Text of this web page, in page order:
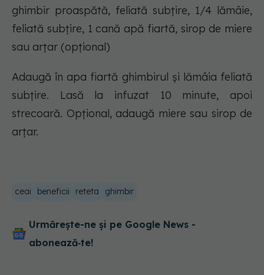
ghimbir proaspătă, feliată subțire, 1/4 lămâie,
feliată subțire, 1 cană apă fiartă, sirop de miere
sau arțar (opțional)
Adaugă în apa fiartă ghimbirul și lămâia feliată
subțire. Lasă la infuzat 10 minute, apoi
strecoară. Opțional, adaugă miere sau sirop de
arțar.
ceai beneficii reteta ghimbir
Urmărește-ne și pe Google News -
abonează‑te!